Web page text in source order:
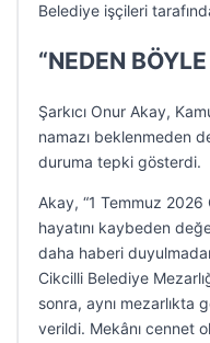
Belediye işçileri
“NEDEN
Şarkıcı Onur Akay,
namazı beklenmeden
duruma tepki gösterdi.
Akay, “1 Temmuz
hayatını kaybeden
daha haberi
Cikcilli Belediye
sonra, aynı mezarlıkta
verildi. Mekânı cennet